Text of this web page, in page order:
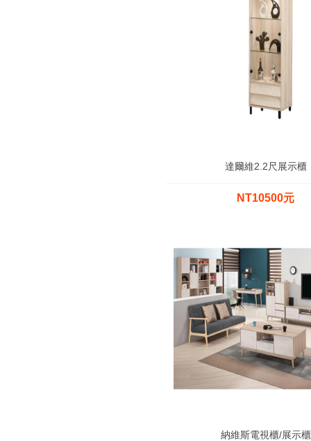
達爾維2.2尺展示櫃
NT10500元
納維斯電視櫃/展示櫃